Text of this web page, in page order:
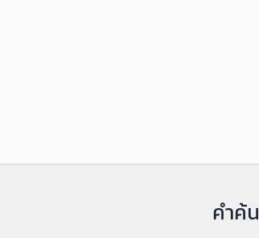
คำค้